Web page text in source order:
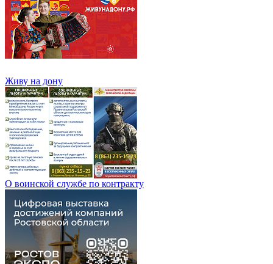
Живу на дону
О воинской службе по контракту